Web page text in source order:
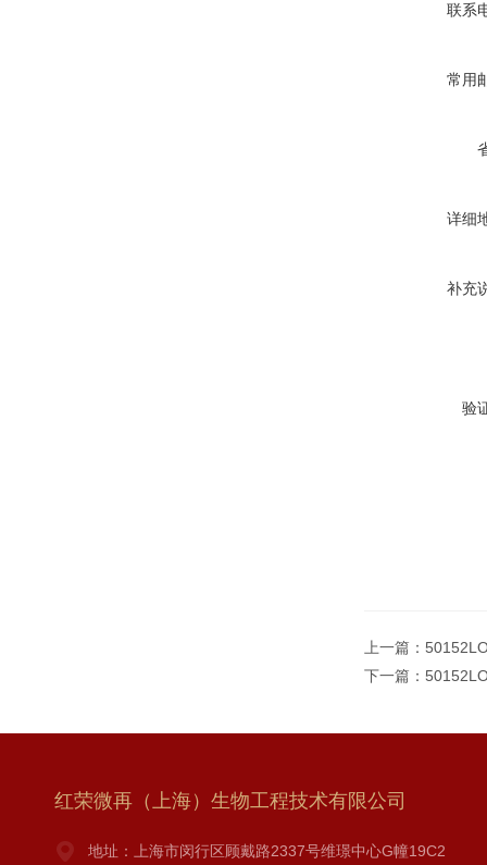
联系
常用
详细
补充
验
上一篇：
下一篇：
红荣微再（上海）生物工程技术有限公司
地址：上海市闵行区顾戴路2337号维璟中心G幢19C2